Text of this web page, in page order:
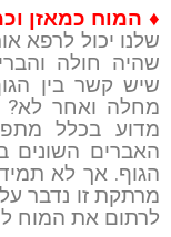
♦ המוח כמאזן
שלנו יכול לרפא
שהיה חולה
שיש קשר בין
מחלה ואחר לא?
מדוע בכלל
האברים השונים
הגוף. אך לא
מרתקת זו נדבר
לרתום את המוח